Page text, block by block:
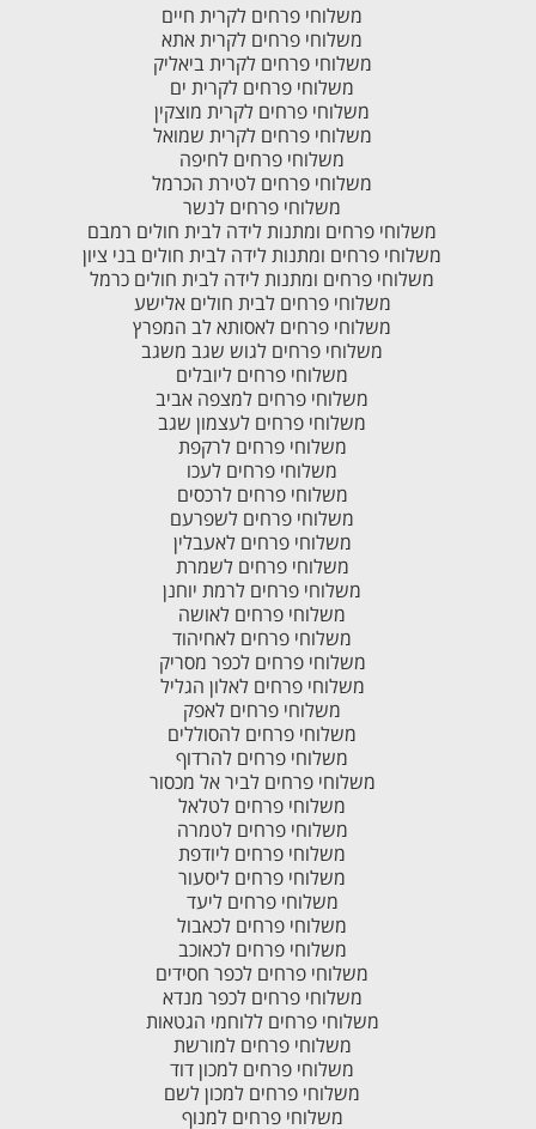
משלוחי פרחים לקרית חיים
משלוחי פרחים לקרית אתא
משלוחי פרחים לקרית ביאליק
משלוחי פרחים לקרית ים
משלוחי פרחים לקרית מוצקין
משלוחי פרחים לקרית שמואל
משלוחי פרחים לחיפה
משלוחי פרחים לטירת הכרמל
משלוחי פרחים לנשר
משלוחי פרחים ומתנות לידה לבית חולים רמבם
משלוחי פרחים ומתנות לידה לבית חולים בני ציון
משלוחי פרחים ומתנות לידה לבית חולים כרמל
משלוחי פרחים לבית חולים אלישע
משלוחי פרחים לאסותא לב המפרץ
משלוחי פרחים לגוש שגב משגב
משלוחי פרחים ליובלים
משלוחי פרחים למצפה אביב
משלוחי פרחים לעצמון שגב
משלוחי פרחים לרקפת
משלוחי פרחים לעכו
משלוחי פרחים לרכסים
משלוחי פרחים לשפרעם
משלוחי פרחים לאעבלין
משלוחי פרחים לשמרת
משלוחי פרחים לרמת יוחנן
משלוחי פרחים לאושה
משלוחי פרחים לאחיהוד
משלוחי פרחים לכפר מסריק
משלוחי פרחים לאלון הגליל
משלוחי פרחים לאפק
משלוחי פרחים להסוללים
משלוחי פרחים להרדוף
משלוחי פרחים לביר אל מכסור
משלוחי פרחים לטלאל
משלוחי פרחים לטמרה
משלוחי פרחים ליודפת
משלוחי פרחים ליסעור
משלוחי פרחים ליעד
משלוחי פרחים לכאבול
משלוחי פרחים לכאוכב
משלוחי פרחים לכפר חסידים
משלוחי פרחים לכפר מנדא
משלוחי פרחים ללוחמי הגטאות
משלוחי פרחים למורשת
משלוחי פרחים למכון דוד
משלוחי פרחים למכון לשם
משלוחי פרחים למנוף